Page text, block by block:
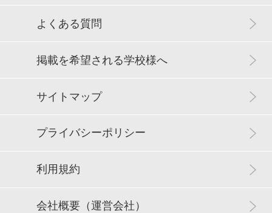
よくある質問
掲載を希望される学校様へ
サイトマップ
プライバシーポリシー
利用規約
会社概要（運営会社）